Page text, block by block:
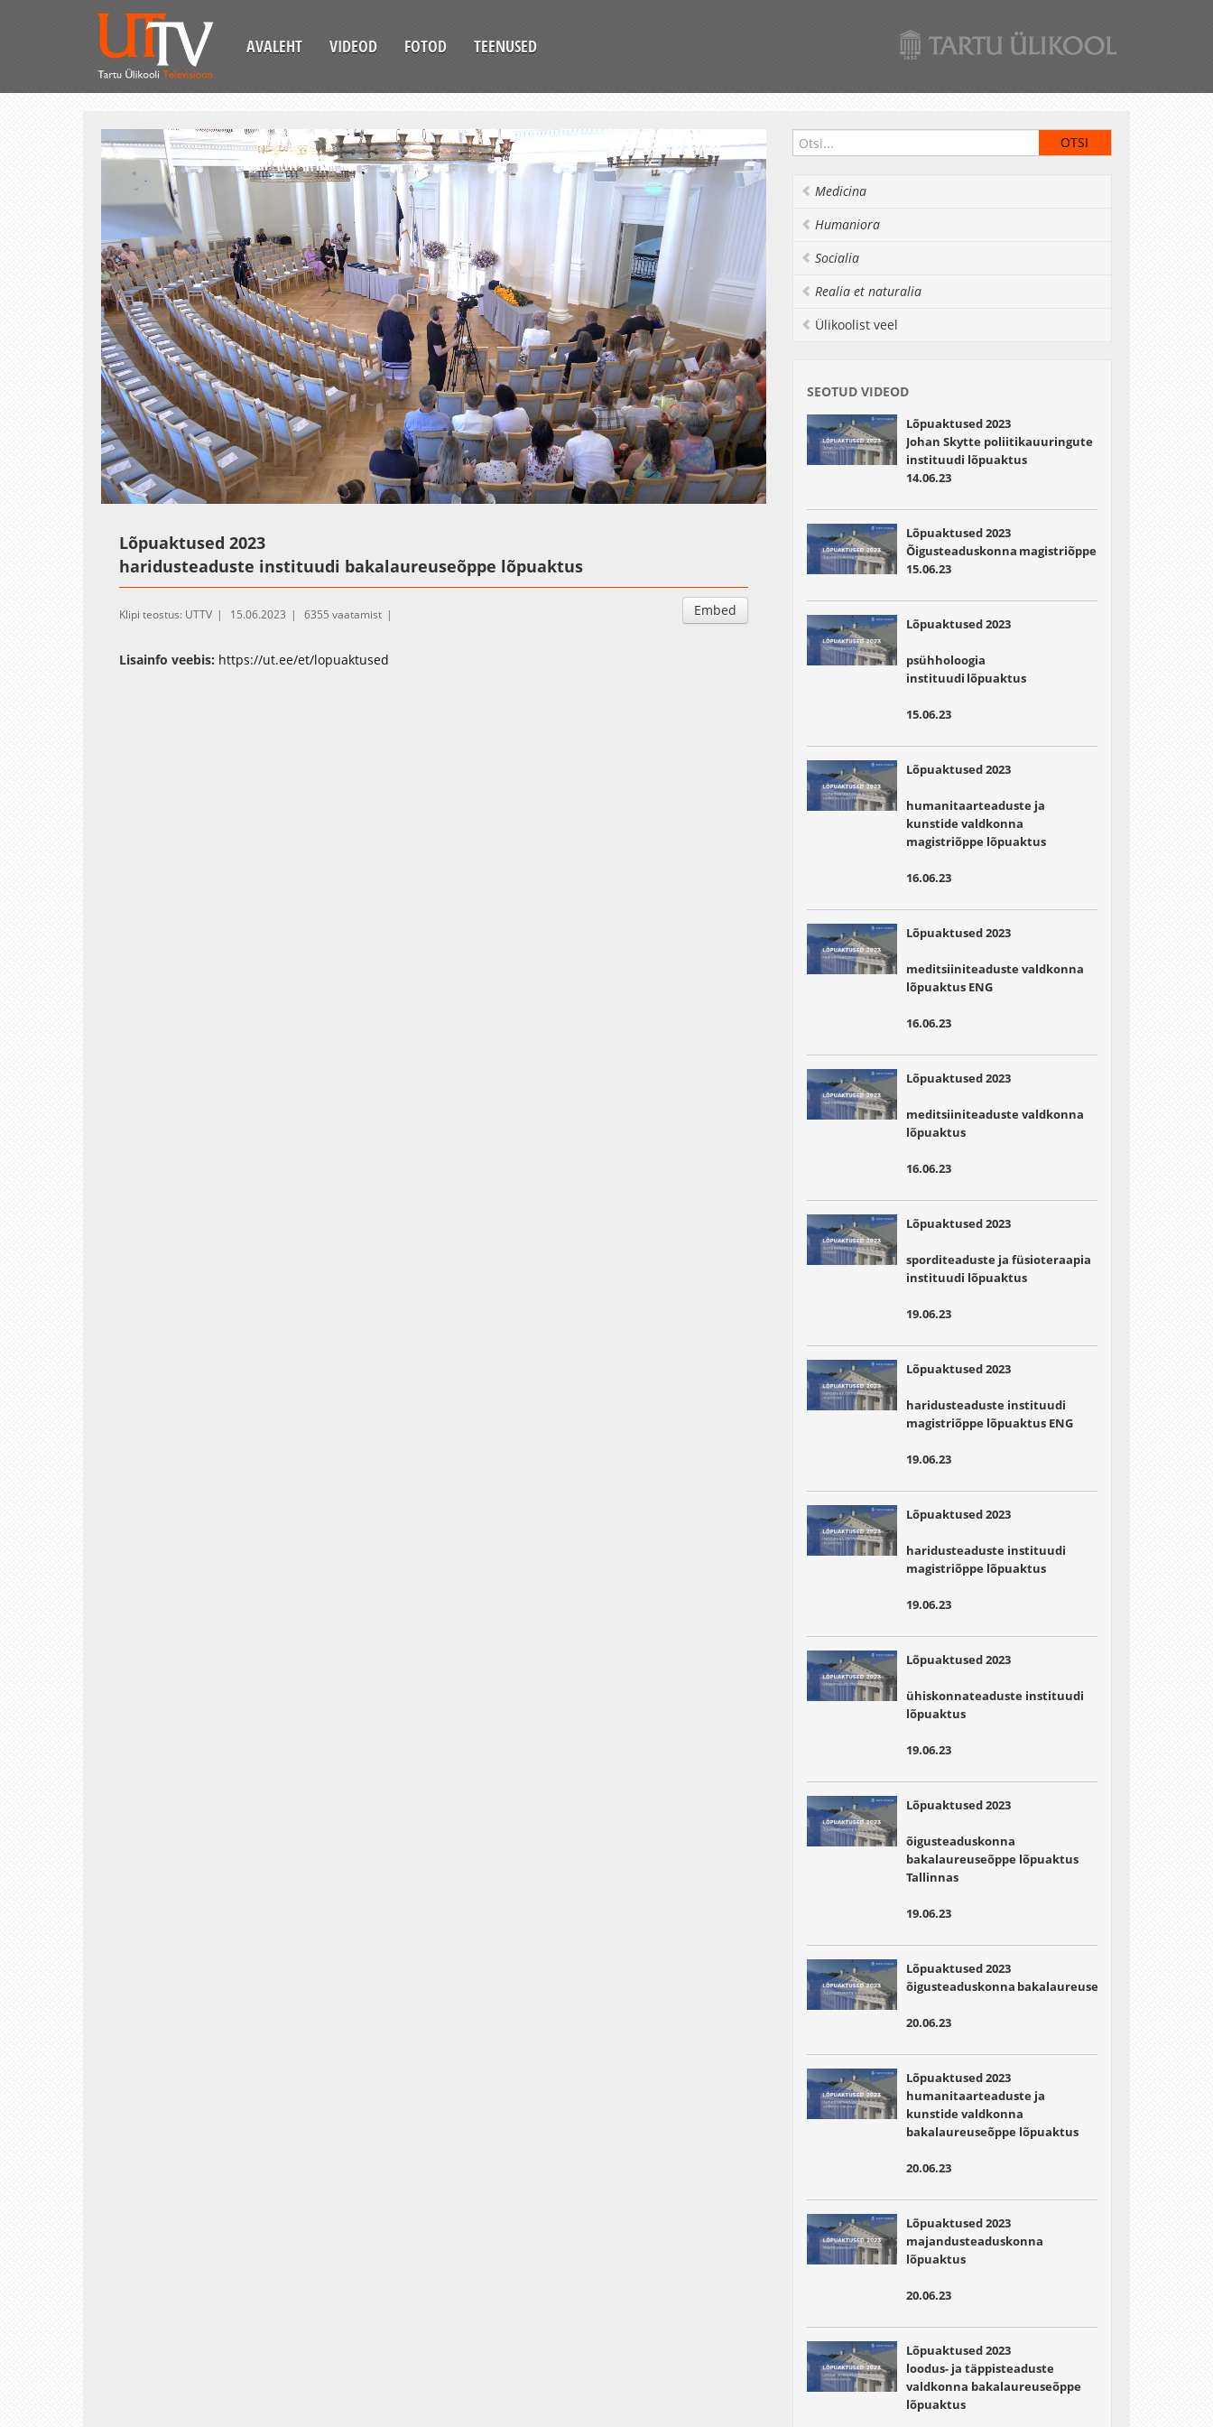
AVALEHT VIDEOD FOTOD TEENUSED
UnmuteLoaded
0.43%
Esituskiirused
Auto
Lõpuaktused 2023
haridusteaduste instituudi bakalaureuseõppe lõpuaktus
Embed
Klipi teostus: UTTV 15.06.2023 6355 vaatamist
Lisainfo veebis: https://ut.ee/et/lopuaktused
Medicina
Humaniora
Socialia
Realia et naturalia
Ülikoolist veel
SEOTUD VIDEOD
Lõpuaktused 2023
Johan Skytte poliitikauuringute
instituudi lõpuaktus
14.06.23
Lõpuaktused 2023
Õigusteaduskonna magistriõppe lõpuaktus
15.06.23
Lõpuaktused 2023
psühholoogia
instituudi lõpuaktus
15.06.23
Lõpuaktused 2023
humanitaarteaduste ja
kunstide valdkonna
magistriõppe lõpuaktus
16.06.23
Lõpuaktused 2023
meditsiiniteaduste valdkonna
lõpuaktus ENG
16.06.23
Lõpuaktused 2023
meditsiiniteaduste valdkonna
lõpuaktus
16.06.23
Lõpuaktused 2023
sporditeaduste ja füsioteraapia
instituudi lõpuaktus
19.06.23
Lõpuaktused 2023
haridusteaduste instituudi
magistriõppe lõpuaktus ENG
19.06.23
Lõpuaktused 2023
haridusteaduste instituudi
magistriõppe lõpuaktus
19.06.23
Lõpuaktused 2023
ühiskonnateaduste instituudi
lõpuaktus
19.06.23
Lõpuaktused 2023
õigusteaduskonna
bakalaureuseõppe lõpuaktus
Tallinnas
19.06.23
Lõpuaktused 2023
õigusteaduskonna bakalaureuseõppe lõpuaktus
20.06.23
Lõpuaktused 2023
humanitaarteaduste ja
kunstide valdkonna
bakalaureuseõppe lõpuaktus
20.06.23
Lõpuaktused 2023
majandusteaduskonna
lõpuaktus
20.06.23
Lõpuaktused 2023
loodus- ja täppisteaduste
valdkonna bakalaureuseõppe
lõpuaktus